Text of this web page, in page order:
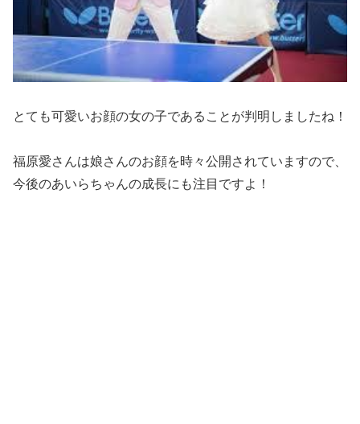
とても可愛いお顔の女の子であることが判明しましたね！
福原愛さんは娘さんのお顔を時々公開されていますので、
今後のあいらちゃんの成長にも注目ですよ！